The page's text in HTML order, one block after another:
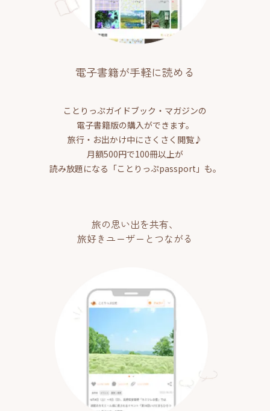
電子書籍が手軽に読める
ことりっぷガイドブック・マガジンの
電子書籍版の購入ができます。
旅行・お出かけ中にさくさく閲覧♪
月額500円で100冊以上が
読み放題になる「ことりっぷpassport」も。
旅の思い出を共有、
旅好きユーザーとつながる